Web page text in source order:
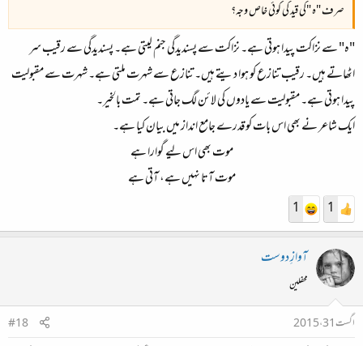
صرف "ہ "کی قید کی کوئی خاص وجہ؟
"ہ" سے نزاکت پیدا ہوتی ہے۔ نزاکت سے پسندیدگی جنم لیتی ہے۔ پسندیدگی سے رقیب سر
اٹھاتے ہیں۔ رقیب تنازع کو ہوا دیتے ہیں۔ تنازع سے شہرت ملتی ہے۔ شہرت سے مقبولیت
پیدا ہوتی ہے۔ مقبولیت سے یادوں کی لائن لگ جاتی ہے۔ تمت بالخیر۔
ایک شاعر نے بھی اس بات کو قدرے جامع انداز میں بیان کیا ہے۔
موت بھی اس لیے گوارا ہے
موت آتا نہیں ہے، آتی ہے​
1
1
آوازِ دوست
محفلین
اگست 31، 2015
#18